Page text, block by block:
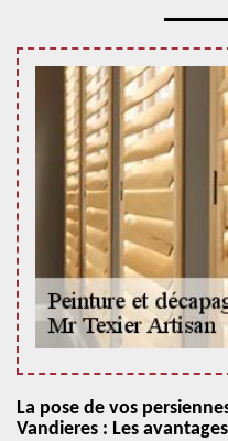
La pose de vos
Vandieres : Les